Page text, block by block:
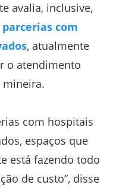
avalia, inclusive,
com
, atualmente
o atendimento
mineira.
com hospitais
espaços que
está fazendo todo
de custo”, disse